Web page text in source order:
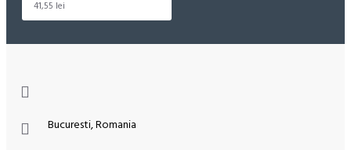
41,55 lei
Bucuresti, Romania